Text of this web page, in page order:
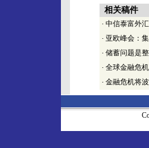
相关稿件
· 中信泰富外
· 亚欧峰会：
· 储蓄问题是
· 全球金融危
· 金融危机将